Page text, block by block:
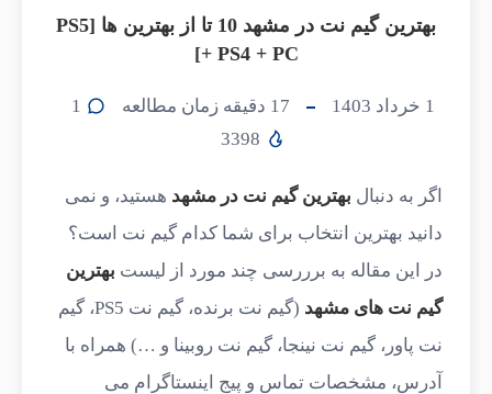
بهترین گیم نت در مشهد 10 تا از بهترین ها [PS5
+ PS4 + PC]
1 خرداد 1403 17 دقیقه زمان مطالعه
1
اگر به دنبال بهترین گیم نت در مشهد هستید، و نمی
دانید بهترین انتخاب برای شما کدام گیم نت است؟
در این مقاله به برررسی چند مورد از لیست بهترین
گیم نت های مشهد
(گیم نت برنده، گیم نت PS5، گیم
نت پاور، گیم نت نینجا، گیم نت روبینا و …) همراه با
آدرس، مشخصات تماس و پیج اینستاگرام می